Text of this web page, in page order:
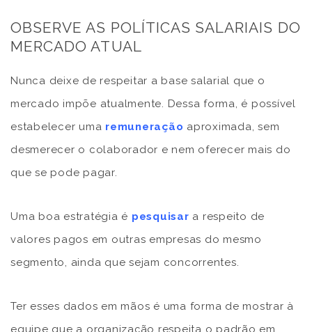
OBSERVE AS POLÍTICAS SALARIAIS DO
MERCADO ATUAL
Nunca deixe de respeitar a base salarial que o
mercado impõe atualmente. Dessa forma, é possível
estabelecer uma remuneração aproximada, sem
desmerecer o colaborador e nem oferecer mais do
que se pode pagar.
Uma boa estratégia é pesquisar a respeito de
valores pagos em outras empresas do mesmo
segmento, ainda que sejam concorrentes.
Ter esses dados em mãos é uma forma de mostrar à
equipe que a organização respeita o padrão em